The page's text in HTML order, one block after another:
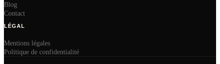
Blog
Contact
LÉGAL
Mentions légales
Politique de confidentialité